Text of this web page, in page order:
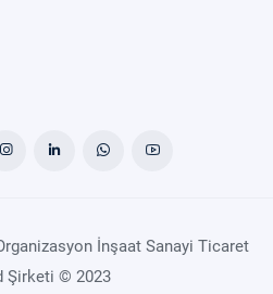
İnşaat Sanayi Ticaret
Şirketi © 2023